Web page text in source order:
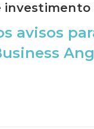
avisos